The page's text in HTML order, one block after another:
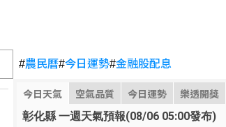
#農民曆#今日運勢#金融股配息
今日天氣 空氣品質 今日運勢 樂透開獎
彰化縣 一週天氣預報(08/06 05:00發布)